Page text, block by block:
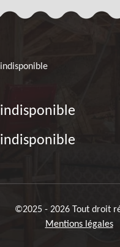
indisponible
indisponible
indisponible
©2025 - 2026 Tout droit
Mentions légales